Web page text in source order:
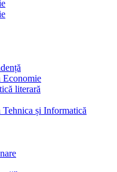
Economie
literară
și Informatică